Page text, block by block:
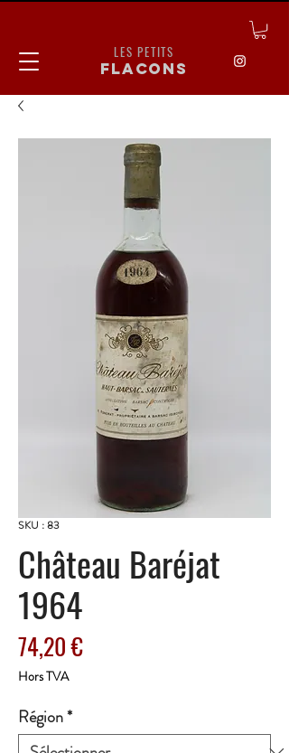
LES PETITS
flacons
SKU : 83
Château Baréjat
1964
74,20 €Prix
Hors TVA
Région*